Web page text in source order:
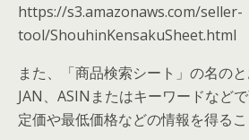
https://s3.amazonaws.com/seller-
tool/ShouhinKensakuSheet.html
また、「商品検索シート」の名のと
JAN、ASINまたはキーワードなどで
定価や最低価格などの情報を得るこ